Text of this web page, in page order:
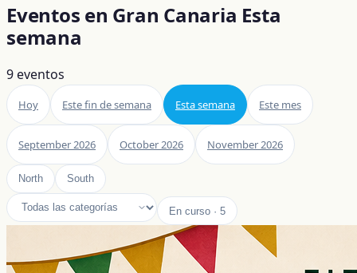
Eventos en Gran Canaria Esta
semana
9eventos
Hoy Este fin de semana Esta semana Este mes
September 2026 October 2026 November 2026
North South
En curso · 5